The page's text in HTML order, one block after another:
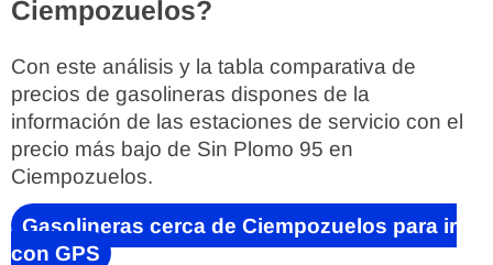
Ciempozuelos?
Con este análisis y la tabla comparativa de
precios de gasolineras dispones de la
información de las estaciones de servicio con el
precio más bajo de Sin Plomo 95 en
Ciempozuelos.
Gasolineras cerca de Ciempozuelos para ir
con GPS